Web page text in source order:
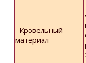
Кровельный
материал